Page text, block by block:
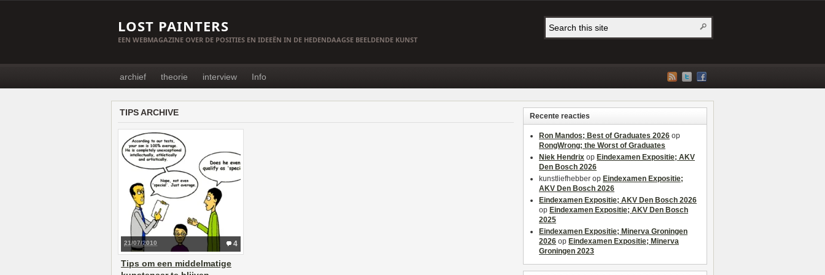
LOST PAINTERS
EEN WEBMAGAZINE OVER DE POSITIES EN IDEEËN IN DE HEDENDAAGSE BEELDENDE KUNST
archief theorie interview Info
TIPS ARCHIVE
4
21/07/2010
Tips om een middelmatige
Recente reacties
Ron Mandos; Best of Graduates 2026 op
RongWrong; the Worst of Graduates
Niek Hendrix op Eindexamen Expositie; AKV
Den Bosch 2026
kunstliefhebber op Eindexamen Expositie;
AKV Den Bosch 2026
Eindexamen Expositie; AKV Den Bosch 2026
op Eindexamen Expositie; AKV Den Bosch
2025
Eindexamen Expositie; Minerva Groningen
2026 op Eindexamen Expositie; Minerva
Groningen 2023